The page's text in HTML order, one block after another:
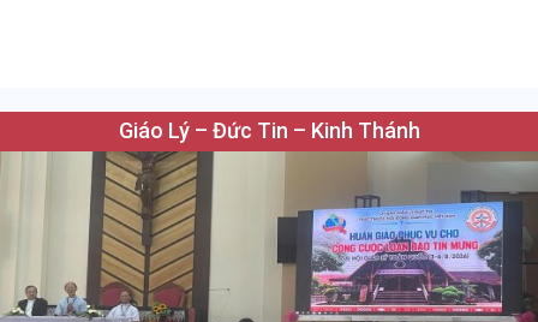
Giáo Lý – Đức Tin – Kinh Thánh